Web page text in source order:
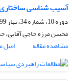
آسیب شناسی
دوره 10، شماره 34، بهار 1399، صفحه
محسن مرزه حاجی آقایی،
مشاهده مقاله
اصل